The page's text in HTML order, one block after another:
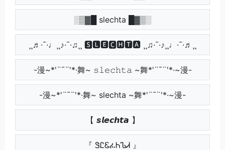
░▒▓█ slechta █▓▒░
¸¸♬·¯·♩¸¸♪·¯·♫¸¸ 🆂🅻🅴🅲🅷🆃🅰 ¸¸♫·¯·♪¸¸♩·¯·♬¸¸
-漫~*'¨¯¨'*·舞~ 𝚜𝚕𝚎𝚌𝚑𝚝𝚊 ~舞*'¨¯¨'*·~漫-
-漫~*'¨¯¨'*·舞~ slechta ~舞*'¨¯¨'*·~漫-
【 𝙨𝙡𝙚𝙘𝙝𝙩𝙖 】
『 ᏕᏝᏋፈᏂᏖᏗ 』